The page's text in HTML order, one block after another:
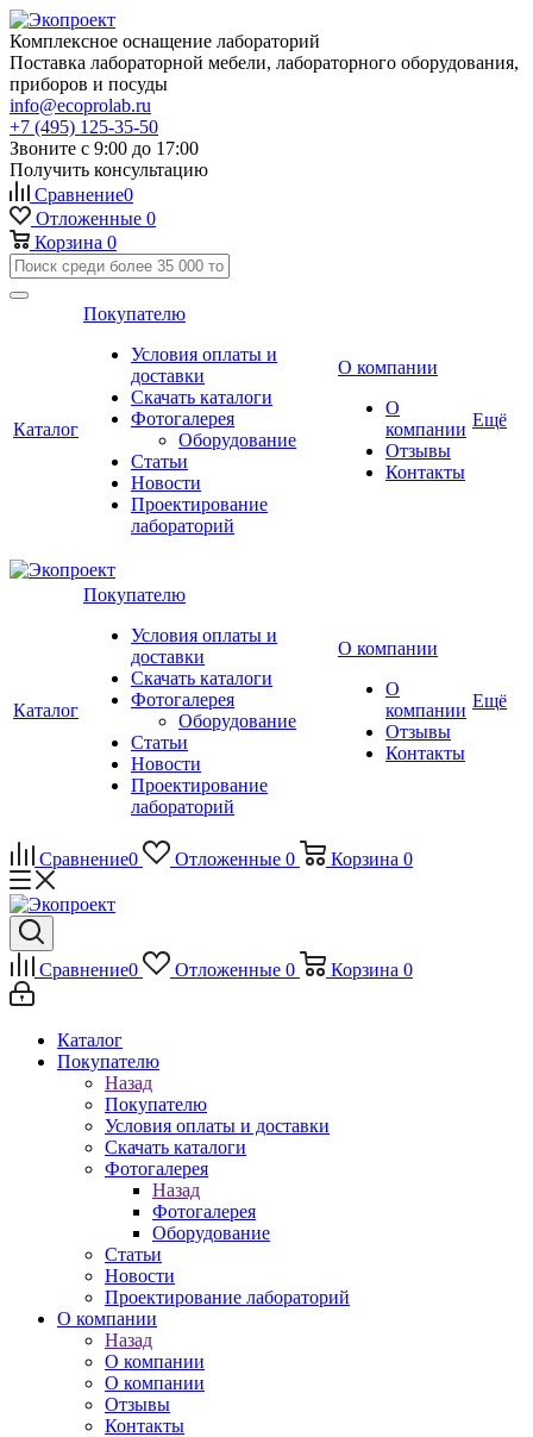
Комплексное оснащение лабораторий
Поставка лабораторной мебели, лабораторного оборудования,
приборов и посуды
info@ecoprolab.ru
+7 (495) 125-35-50
Звоните с 9:00 до 17:00
Получить консультацию
Сравнение0
Отложенные 0
Корзина 0
Каталог
Покупателю
Условия оплаты и
доставки
Скачать каталоги
Фотогалерея
Оборудование
Статьи
Новости
Проектирование
лабораторий
О компании
О
компании
Отзывы
Контакты
Ещё
Каталог
Покупателю
Условия оплаты и
доставки
Скачать каталоги
Фотогалерея
Оборудование
Статьи
Новости
Проектирование
лабораторий
О компании
О
компании
Отзывы
Контакты
Ещё
Сравнение0 Отложенные 0 Корзина 0
Сравнение0 Отложенные 0 Корзина 0
Каталог
Покупателю
Назад
Покупателю
Условия оплаты и доставки
Скачать каталоги
Фотогалерея
Назад
Фотогалерея
Оборудование
Статьи
Новости
Проектирование лабораторий
О компании
Назад
О компании
О компании
Отзывы
Контакты